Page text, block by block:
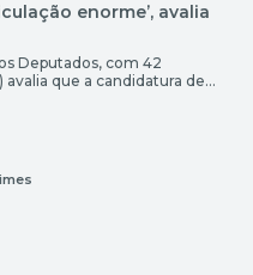
enorme’, avalia
Deputados, com 42
que a candidatura de